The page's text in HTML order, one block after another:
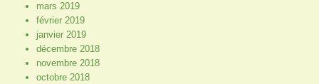
mars 2019
février 2019
janvier 2019
décembre 2018
novembre 2018
octobre 2018